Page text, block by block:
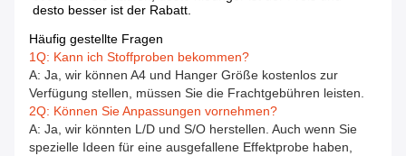
desto besser ist der Rabatt.
Häufig gestellte Fragen
1Q: Kann ich Stoffproben bekommen?
A: Ja, wir können A4 und Hanger Größe kostenlos zur
Verfügung stellen, müssen Sie die Frachtgebühren leisten.
2Q: Können Sie Anpassungen vornehmen?
A: Ja, wir könnten L/D und S/O herstellen. Auch wenn Sie
spezielle Ideen für eine ausgefallene Effektprobe haben,